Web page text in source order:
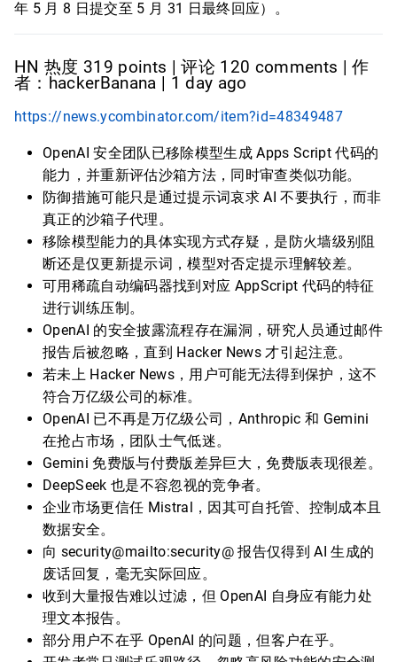
年 5 月 8 日提交至 5 月 31 日最终回应）。
HN 热度 319 points | 评论 120 comments | 作
者：hackerBanana | 1 day ago
https://news.ycombinator.com/item?id=48349487
OpenAI 安全团队已移除模型生成 Apps Script 代码的
能力，并重新评估沙箱方法，同时审查类似功能。
防御措施可能只是通过提示词哀求 AI 不要执行，而非
真正的沙箱子代理。
移除模型能力的具体实现方式存疑，是防火墙级别阻
断还是仅更新提示词，模型对否定提示理解较差。
可用稀疏自动编码器找到对应 AppScript 代码的特征
进行训练压制。
OpenAI 的安全披露流程存在漏洞，研究人员通过邮件
报告后被忽略，直到 Hacker News 才引起注意。
若未上 Hacker News，用户可能无法得到保护，这不
符合万亿级公司的标准。
OpenAI 已不再是万亿级公司，Anthropic 和 Gemini
在抢占市场，团队士气低迷。
Gemini 免费版与付费版差异巨大，免费版表现很差。
DeepSeek 也是不容忽视的竞争者。
企业市场更信任 Mistral，因其可自托管、控制成本且
数据安全。
向 security@mailto:security@ 报告仅得到 AI 生成的
废话回复，毫无实际回应。
收到大量报告难以过滤，但 OpenAI 自身应有能力处
理文本报告。
部分用户不在乎 OpenAI 的问题，但客户在乎。